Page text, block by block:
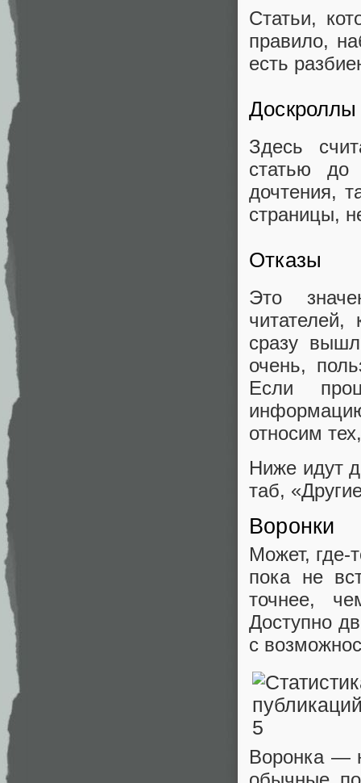
Статьи,
правило,
есть
Доскроллы
Здесь
статью до
дочтения,
страницы,
Отказы
Это
сразу
очень,
Если
относим
Ниже идут
таб,
Воронки
Может, где-
пока не
точнее,
Доступно
с
Воронка —